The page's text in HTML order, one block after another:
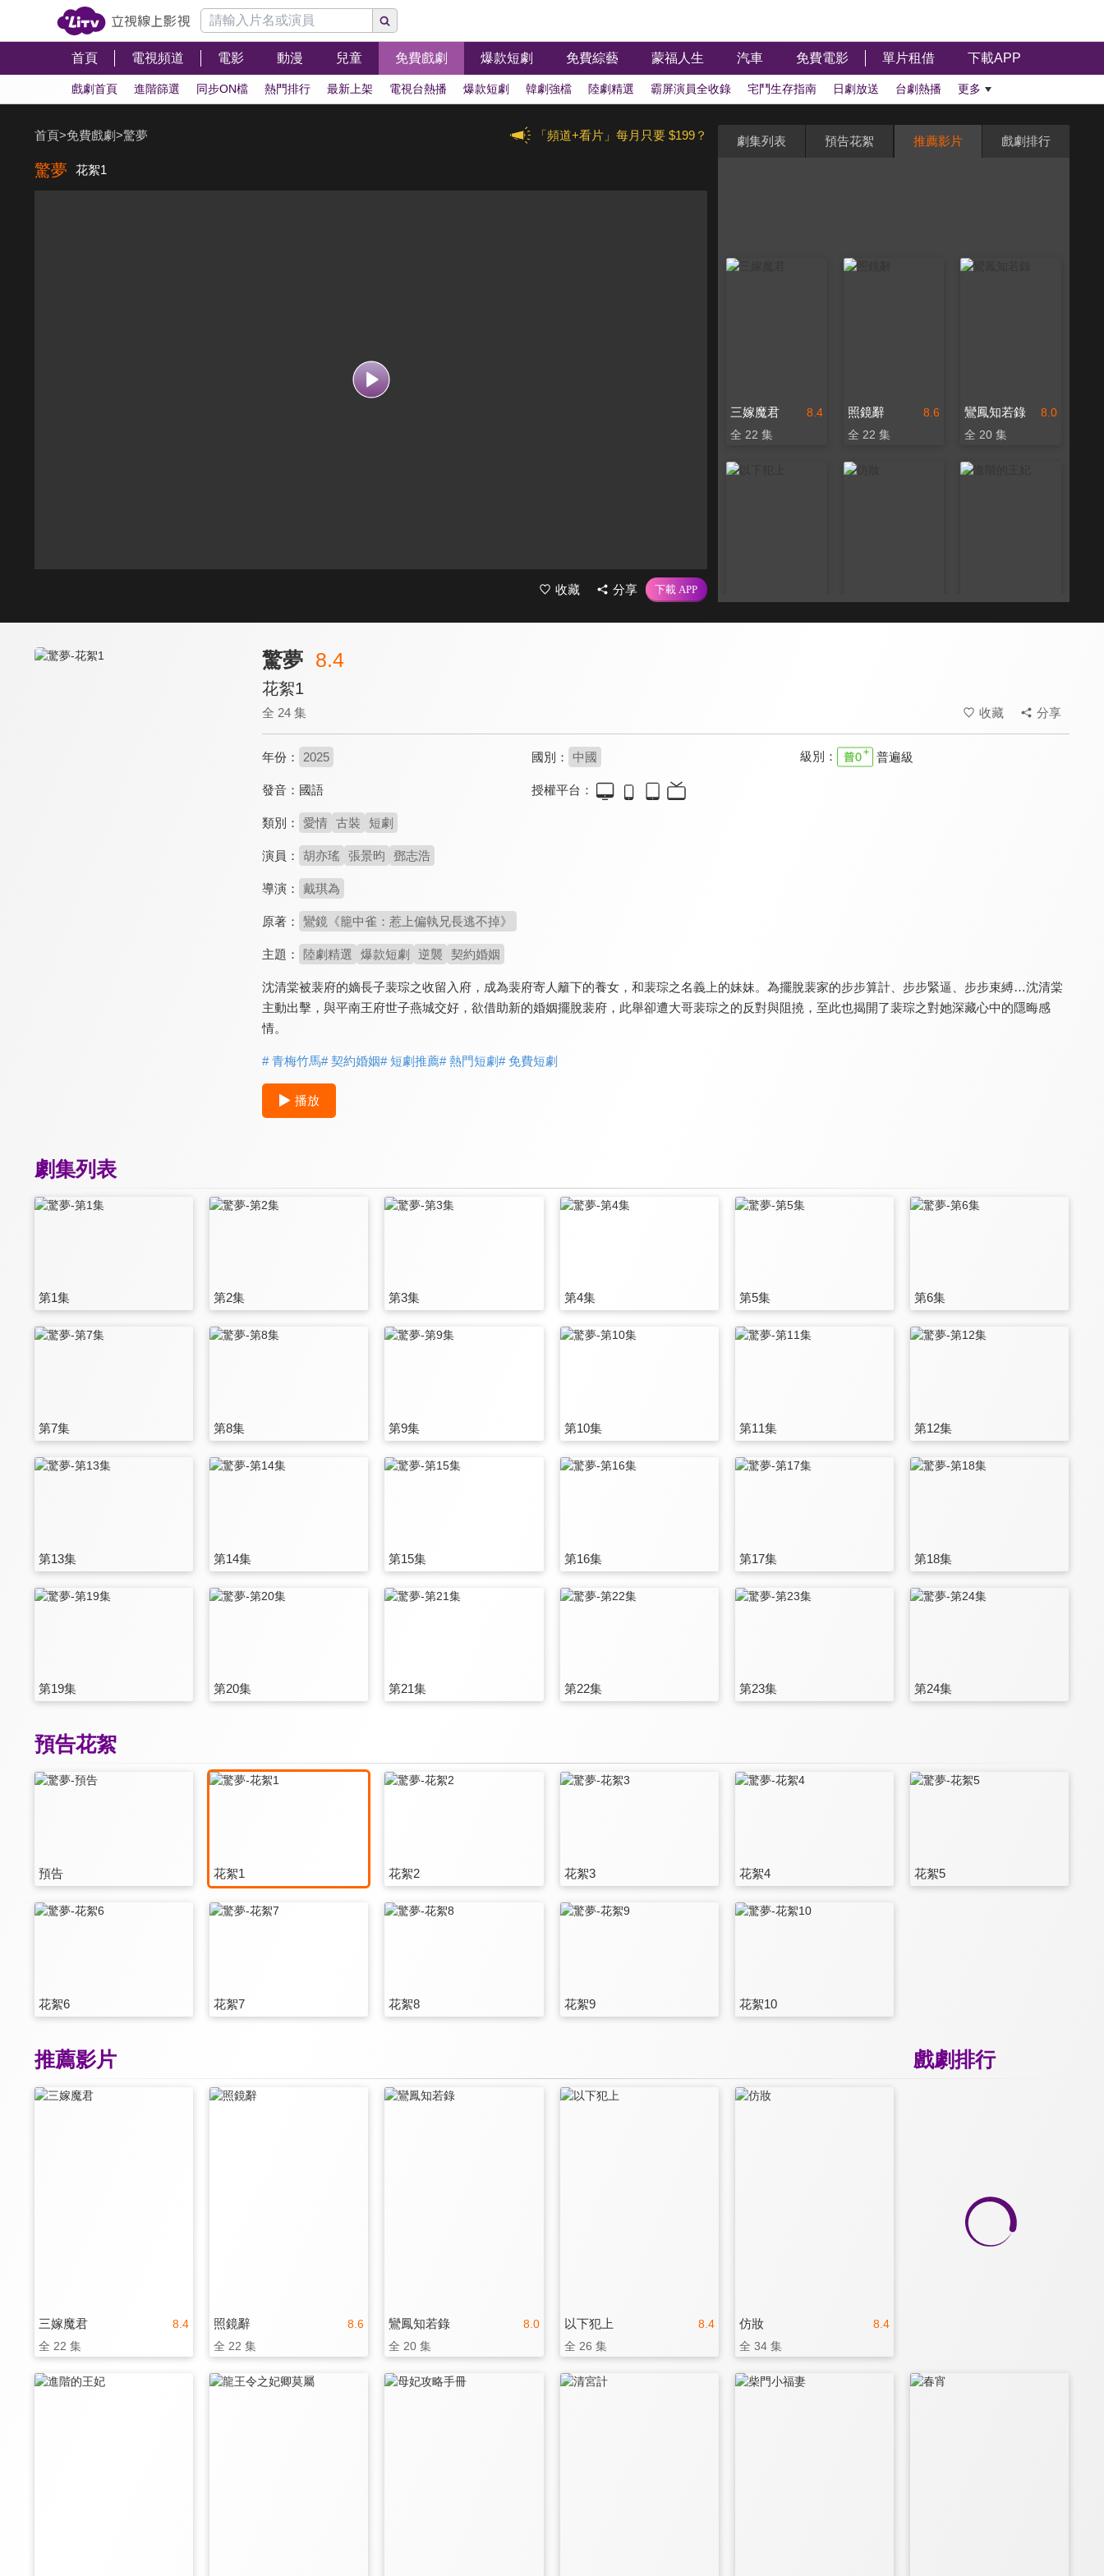
首頁 電視頻道 電影 動漫 兒童 免費戲劇 爆款短劇 免費綜藝 蒙福人生 汽車 免費電影 單片租借 下載APP
戲劇首頁 進階篩選 同步ON檔 熱門排行 最新上架 電視台熱播 爆款短劇 韓劇強檔 陸劇精選 霸屏演員全收錄 宅鬥生存指南 日劇放送 台劇熱播 更多
「頻道+看片」每月只要 $199？
首頁>免費戲劇>驚夢
驚夢 花絮1
收藏 分享
劇集列表 預告花絮 推薦影片 戲劇排行
8.4
三嫁魔君
全 22 集
8.6
照鏡辭
全 22 集
8.0
鸞鳳知若錄
全 20 集
驚夢 8.4
花絮1
全 24 集 收藏 分享
年份： 2025 國別： 中國 級別： 普遍級
發音： 國語 授權平台：
類別： 愛情 古裝 短劇
演員： 胡亦瑤 張景昀 鄧志浩
導演： 戴琪為
原著： 鸞鏡《籠中雀：惹上偏執兄長逃不掉》
主題： 陸劇精選 爆款短劇 逆襲 契約婚姻
沈清棠被裴府的嫡長子裴琮之收留入府，成為裴府寄人籬下的養女，和裴琮之名義上的妹妹。為擺脫裴家的步步算計、步步緊逼、步步束縛…沈清棠
主動出擊，與平南王府世子燕城交好，欲借助新的婚姻擺脫裴府，此舉卻遭大哥裴琮之的反對與阻撓，至此也揭開了裴琮之對她深藏心中的隱晦感
情。
# 青梅竹馬# 契約婚姻# 短劇推薦# 熱門短劇# 免費短劇
播放
劇集列表
第1集 第2集 第3集 第4集 第5集 第6集
第7集 第8集 第9集 第10集 第11集 第12集
第13集 第14集 第15集 第16集 第17集 第18集
第19集 第20集 第21集 第22集 第23集 第24集
預告花絮
預告 花絮1 花絮2 花絮3 花絮4 花絮5
花絮6 花絮7 花絮8 花絮9 花絮10
戲劇排行
推薦影片
8.4
三嫁魔君
全 22 集
8.6
照鏡辭
全 22 集
8.0
鸞鳳知若錄
全 20 集
8.4
以下犯上
全 26 集
8.4
仿妝
全 34 集